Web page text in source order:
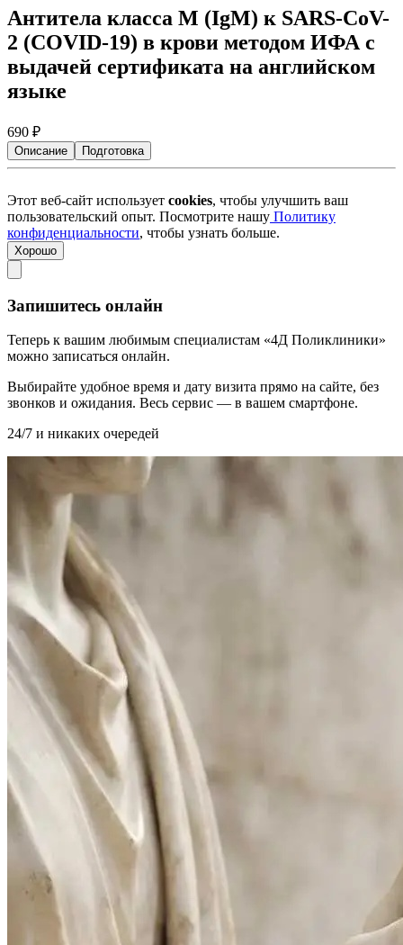
Антитела класса M (IgM) к SARS-CoV-
2 (COVID-19) в крови методом ИФА с
выдачей сертификата на английском
языке
690 ₽
Описание Подготовка
Этот веб-сайт использует cookies, чтобы улучшить ваш
пользовательский опыт. Посмотрите нашу Политику
конфиденциальности, чтобы узнать больше.
Хорошо
Запишитесь онлайн
Теперь к вашим любимым специалистам «4Д Поликлиники»
можно записаться онлайн.
Выбирайте удобное время и дату визита прямо на сайте, без
звонков и ожидания. Весь сервис — в вашем смартфоне.
24/7 и никаких очередей